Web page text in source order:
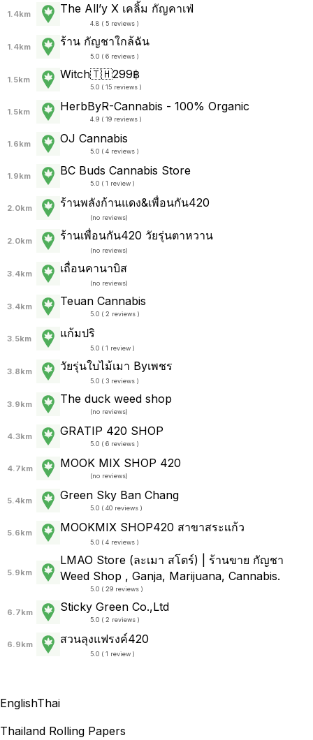
1.4km The All’y X เคลิ้ม กัญคาเฟ่
4.8 ( 5 reviews )
1.4km ร้าน กัญชาใกล้ฉัน
5.0 ( 6 reviews )
1.5km Witch🇹🇭299฿
5.0 ( 15 reviews )
1.5km HerbByR-Cannabis - 100% Organic
4.9 ( 19 reviews )
1.6km OJ Cannabis
5.0 ( 4 reviews )
1.9km BC Buds Cannabis Store
5.0 ( 1 review )
2.0km ร้านพลังก้านแดง&เพื่อนกัน420
(no reviews)
2.0km ร้านเพื่อนกัน420 วัยรุ่นตาหวาน
(no reviews)
3.4km เถื่อนคานาบิส
(no reviews)
3.4km Teuan Cannabis
5.0 ( 2 reviews )
3.5km แก้มปริ
5.0 ( 1 review )
3.8km วัยรุ่นใบไม้เมา Byเพชร
5.0 ( 3 reviews )
3.9km The duck weed shop
(no reviews)
4.3km GRATIP 420 SHOP
5.0 ( 6 reviews )
4.7km MOOK MIX SHOP 420
(no reviews)
5.4km Green Sky Ban Chang
5.0 ( 40 reviews )
5.6km MOOKMIX SHOP420 สาขาสระเเก้ว
5.0 ( 4 reviews )
5.9km
LMAO Store (ละเมา สโตร์) | ร้านขาย กัญชา
Weed Shop , Ganja, Marijuana, Cannabis.
5.0 ( 29 reviews )
6.7km Sticky Green Co.,Ltd
5.0 ( 2 reviews )
6.9km สวนลุงแฟรงค์420
5.0 ( 1 review )
EnglishThai
Thailand Rolling Papers